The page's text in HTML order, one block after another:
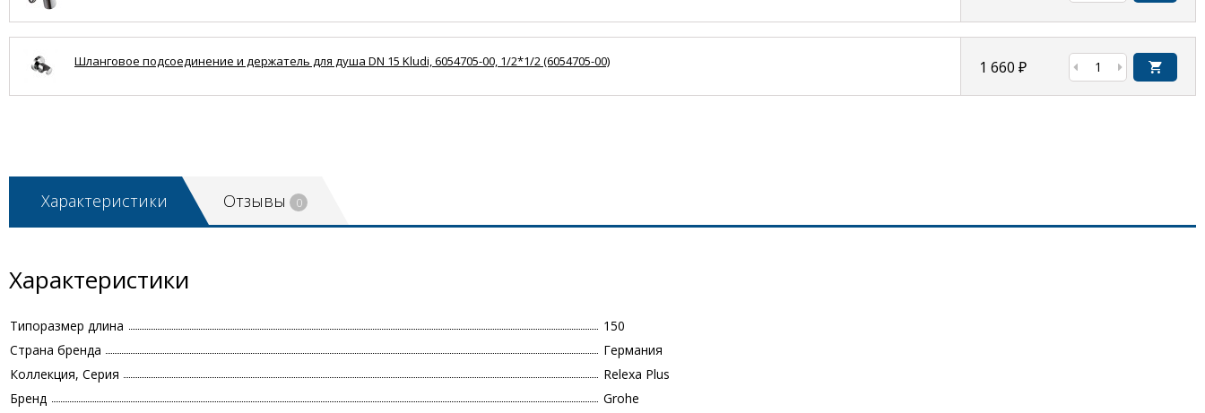
Шланговое подсоединение и держатель для душа DN 15 Kludi, 6054705-00, 1/2*1/2 (6054705-00) 1 660 ₽
Характеристики Отзывы 0
Характеристики
Типоразмер длина
150
Страна бренда
Германия
Коллекция, Серия
Relexa Plus
Бренд
Grohe